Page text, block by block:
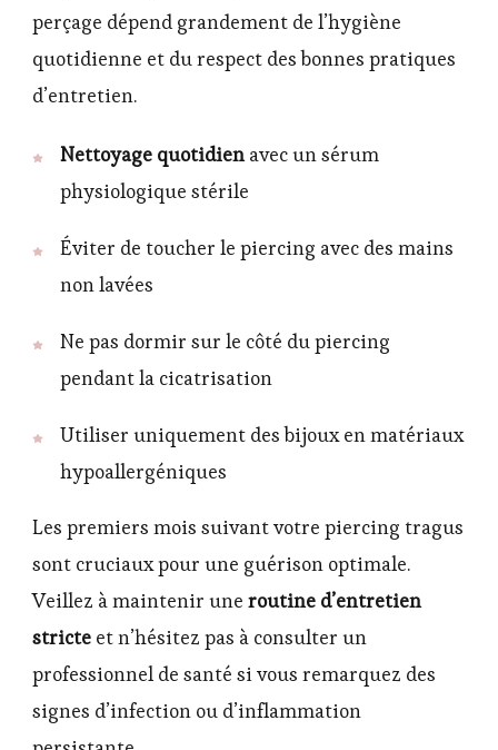
perçage dépend grandement de l’hygiène
quotidienne et du respect des bonnes pratiques
d’entretien.
Nettoyage quotidienavec un sérum
physiologique stérile
Éviter de toucher le piercing avec des mains
non lavées
Ne pas dormir sur le côté du piercing
pendant la cicatrisation
Utiliser uniquement des bijoux en matériaux
hypoallergéniques
Les premiers mois suivant votre piercing tragus
sont cruciaux pour une guérison optimale.
Veillez à maintenir une routine d’entretien
stricte et n’hésitez pas à consulter un
professionnel de santé si vous remarquez des
signes d’infection ou d’inflammation